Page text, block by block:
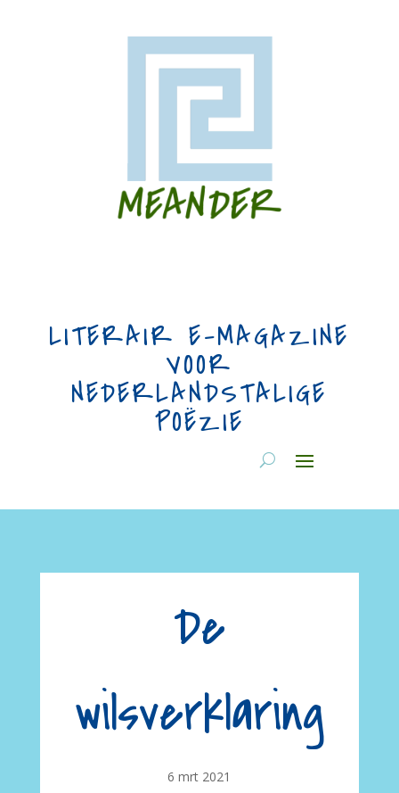
LITERAIR E-MAGAZINE
VOOR
NEDERLANDSTALIGE
POËZIE
De
wilsverklaring
6 mrt 2021